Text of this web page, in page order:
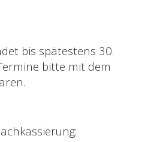
bis spätestens 30.
bitte mit dem